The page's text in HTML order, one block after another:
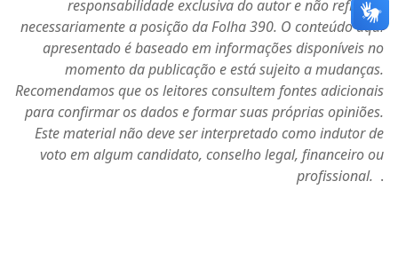
responsabilidade exclusiva do autor e não refletem
necessariamente a posição da Folha 390. O conteúdo aqui
apresentado é baseado em informações disponíveis no
momento da publicação e está sujeito a mudanças.
Recomendamos que os leitores consultem fontes adicionais
para confirmar os dados e formar suas próprias opiniões.
Este material não deve ser interpretado como indutor de
voto em algum candidato, conselho legal, financeiro ou
profissional. .